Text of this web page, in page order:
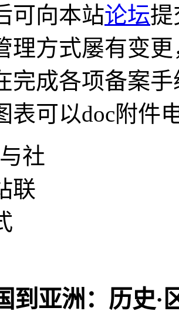
可向本站论坛提
理方式屡有变
完成各项备案
表可以doc附件
到亚洲：历史·